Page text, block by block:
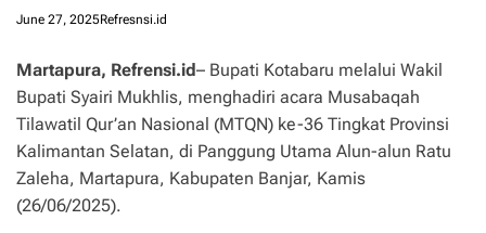
June 27, 2025Refresnsi.id
Martapura, Refrensi.id– Bupati Kotabaru melalui Wakil
Bupati Syairi Mukhlis, menghadiri acara Musabaqah
Tilawatil Qur’an Nasional (MTQN) ke-36 Tingkat Provinsi
Kalimantan Selatan, di Panggung Utama Alun-alun Ratu
Zaleha, Martapura, Kabupaten Banjar, Kamis
(26/06/2025).